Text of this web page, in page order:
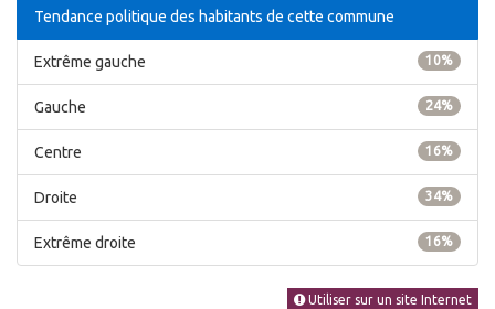
Tendance politique des habitants de cette commune
10%
Extrême gauche
24%
Gauche
16%
Centre
34%
Droite
16%
Extrême droite
Utiliser sur un site Internet